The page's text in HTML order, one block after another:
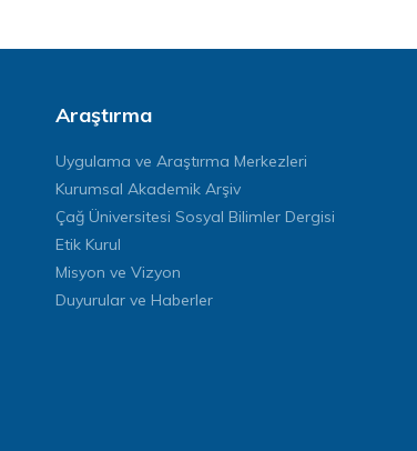
Araştırma
Uygulama ve Araştırma Merkezleri
Kurumsal Akademik Arşiv
Çağ Üniversitesi Sosyal Bilimler Dergisi
Etik Kurul
Misyon ve Vizyon
Duyurular ve Haberler